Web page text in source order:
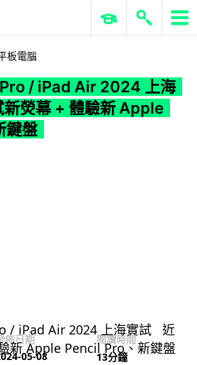
ERP 與商業 AI
板電腦
Pro / iPad Air 2024 上海
熒幕 + 體驗新 Apple
鍵盤
佈日期
05-08
閱讀時間
13分鐘